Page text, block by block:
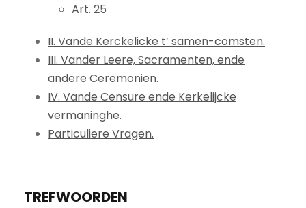
Art. 25
II. Vande Kerckelicke t’ samen-comsten.
III. Vander Leere, Sacramenten, ende
andere Ceremonien.
IV. Vande Censure ende Kerkelijcke
vermaninghe.
Particuliere Vragen.
TREFWOORDEN